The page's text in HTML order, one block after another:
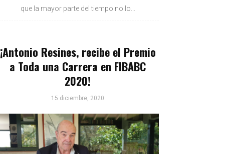
que la mayor parte del tiempo no lo...
¡Antonio Resines, recibe el Premio
a Toda una Carrera en FIBABC
2020!
15 diciembre, 2020